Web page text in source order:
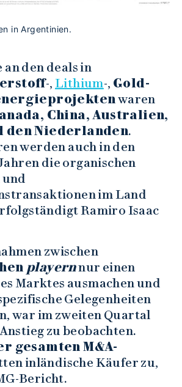
in Argentinien.
den deals in
-,Lithium-, Gold-
waren
China, Australien,
den Niederlanden.
werden auch in den
die organischen
im Land
Ramiro Isaac
zwischen
playernnur einen
Marktes ausmachen und
Gelegenheiten
war im zweiten Quartal
zu beobachten.
gesamten M&A-
inländische Käufer zu,
Bericht.